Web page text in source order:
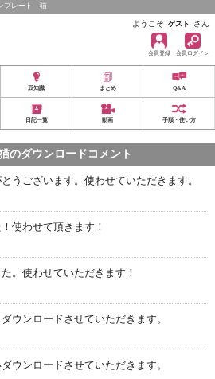
プレート 猫
ようこそ ゲスト さん
会員登録 会員ログイン
豆知識 まとめ Q&A
日記一覧 動画 手順・使い方
ダウンロードコメント
うございます。使わせていただきます。
使わせて頂きます！
。使わせていただきます！
ウンロードさせていただきます。
ウンロードさせていただきます。